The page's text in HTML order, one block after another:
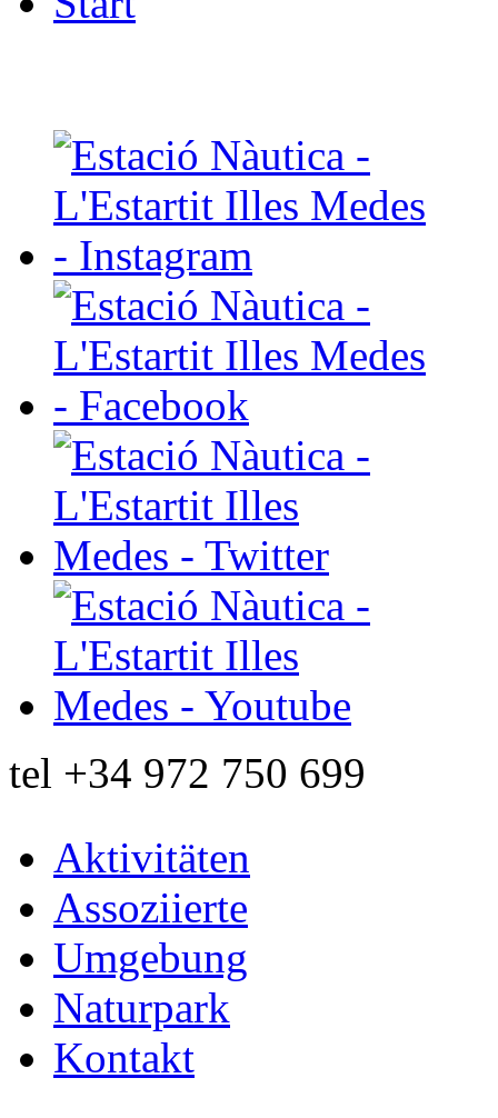
tel +34 972 750 699
Aktivitäten
Assoziierte
Umgebung
Naturpark
Kontakt